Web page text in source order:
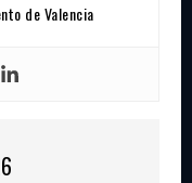
de Valencia